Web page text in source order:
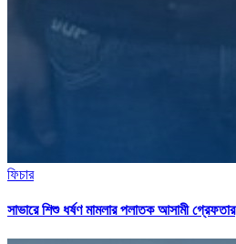
ফিচার
সাভারে শিশু ধর্ষণ মামলার পলাতক আসামী গ্রেফতার